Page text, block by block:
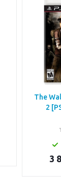
The
2
3